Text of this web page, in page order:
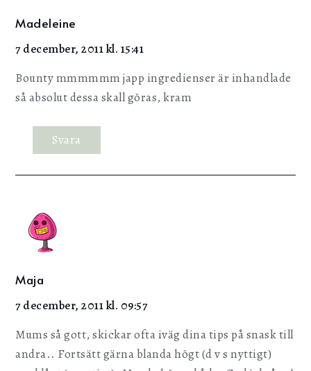
Madeleine
7 december, 2011 kl. 15:41
Bounty mmmmmm japp ingredienser är inhandlade
så absolut dessa skall göras, kram
Svara
Maja
7 december, 2011 kl. 09:57
Mums så gott, skickar ofta iväg dina tips på snask till
andra.. Fortsätt gärna blanda högt (d v s nyttigt)